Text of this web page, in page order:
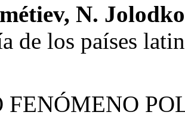
N.
de los países
FENÓMENO